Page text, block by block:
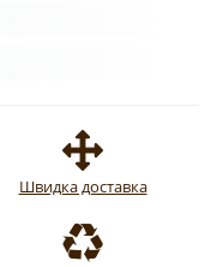
Швидка доставка